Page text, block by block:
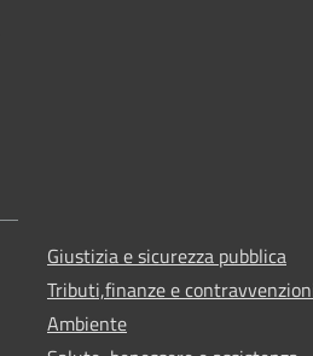
Giustizia e sicurezza pubblica
Tributi,finanze e
Ambiente